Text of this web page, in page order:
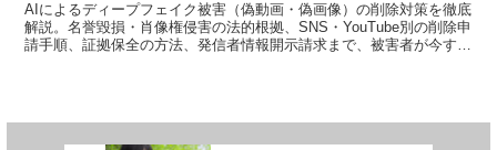
AIによるディープフェイク被害（偽動画・偽画像）の削除対策を徹底
解説。名誉毀損・肖像権侵害の法的根拠、SNS・YouTube別の削除申
請手順、証拠保全の方法、発信者情報開示請求まで、被害者が今すぐ